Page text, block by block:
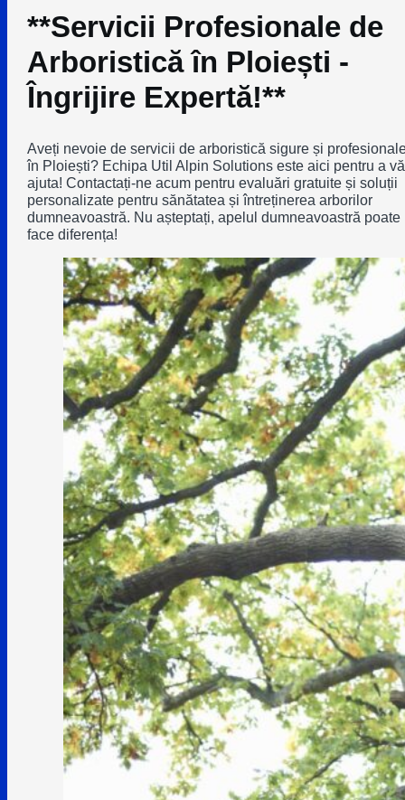
**Servicii Profesionale de
Arboristică în Ploiești -
Îngrijire Expertă!**
Aveți nevoie de servicii de arboristică sigure și
în Ploiești? Echipa Util Alpin Solutions este aici pentru a vă
ajuta! Contactați-ne acum pentru evaluări gratuite și soluții
personalizate pentru sănătatea și întreținerea arborilor
dumneavoastră. Nu așteptați, apelul dumneavoastră poate
face diferența!